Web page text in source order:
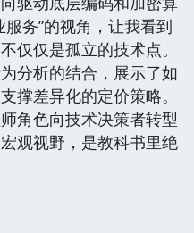
务”的视角，让我看到
仅仅是孤立的技术点。
分析的结合，展示了如
撑差异化的定价策略。
角色向技术决策者转型
观视野，是教科书里绝